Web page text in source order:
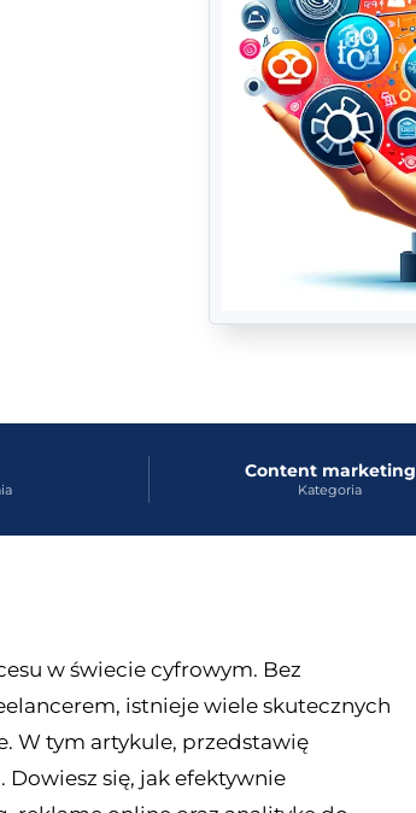
Content marketing
Kategoria
w świecie cyfrowym. Bez
istnieje wiele skutecznych
W tym artykule, przedstawię
się, jak efektywnie